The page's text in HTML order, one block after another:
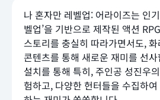
나 혼자만 레벨업: 어라이즈는 인
벨업’을 기반으로 제작된 액션
스토리를 충실히 따라가면서도,
콘텐츠를 통해 새로운 재미를 선
설치를 통해 특히, 주인공 성진우
험하고, 다양한 헌터들을 수집하